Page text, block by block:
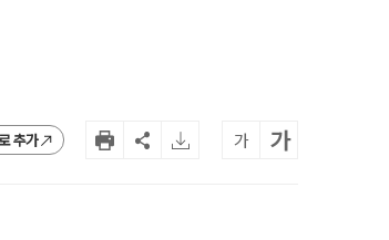
추가 가 가